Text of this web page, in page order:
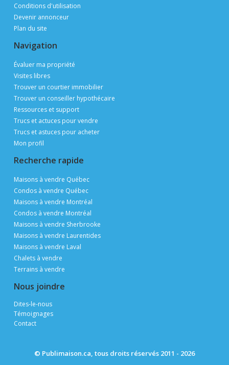
Conditions d'utilisation
Devenir annonceur
Plan du site
Navigation
Évaluer ma propriété
Visites libres
Trouver un courtier immobilier
Trouver un conseiller hypothécaire
Ressources et support
Trucs et actuces pour vendre
Trucs et astuces pour acheter
Mon profil
Recherche rapide
Maisons à vendre Québec
Condos à vendre Québec
Maisons à vendre Montréal
Condos à vendre Montréal
Maisons à vendre Sherbrooke
Maisons à vendre Laurentides
Maisons à vendre Laval
Chalets à vendre
Terrains à vendre
Nous joindre
Dites-le-nous
Témoignages
Contact
© Publimaison.ca, tous droits réservés 2011 - 2026